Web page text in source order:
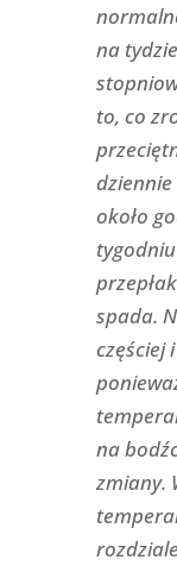
na
to, co
około
spada.
częściej
na
zmiany.
rozdziale